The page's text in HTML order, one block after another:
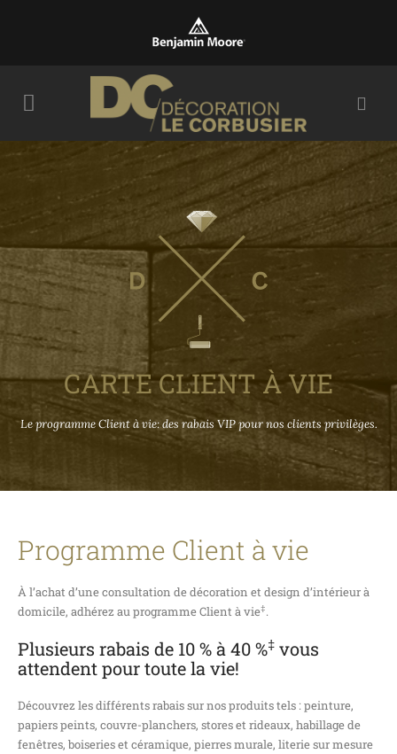
CARTE CLIENT À VIE
Le programme Client à vie: des rabais VIP pour nos clients privilèges.
Programme Client à vie
À l’achat d’une consultation de décoration et design d’intérieur à
domicile, adhérez au programme Client à vie‡.
Plusieurs rabais de 10 % à 40 %‡ vous
attendent pour toute la vie!
Découvrez les différents rabais sur nos produits tels : peinture,
papiers peints, couvre-planchers, stores et rideaux, habillage de
fenêtres, boiseries et céramique, pierres murale, literie sur mesure